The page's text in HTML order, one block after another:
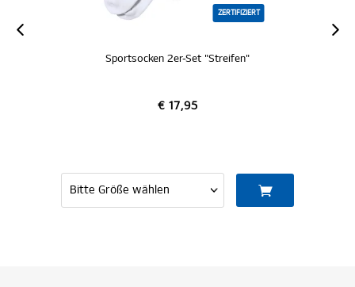
ZERTIFIZIERT
Sportsocken 2er-Set "Streifen"
€ 17,95